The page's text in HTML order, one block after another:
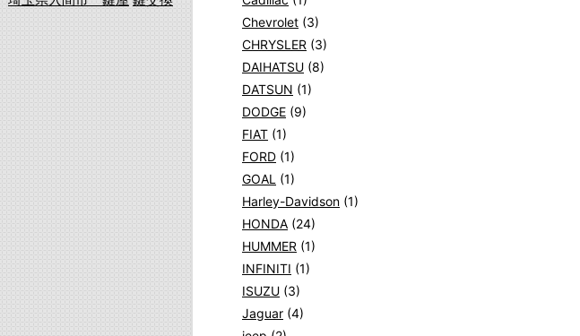
Chevrolet (3)
CHRYSLER (3)
DAIHATSU (8)
DATSUN (1)
DODGE (9)
FIAT (1)
FORD (1)
GOAL (1)
Harley-Davidson (1)
HONDA (24)
HUMMER (1)
INFINITI (1)
ISUZU (3)
Jaguar (4)